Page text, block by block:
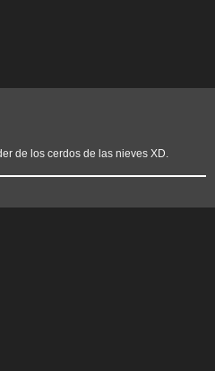
de los cerdos de las nieves XD.